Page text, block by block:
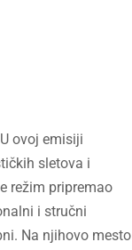
ovoj emisiji
sletova i
režim pripremao
i stručni
Na njihovo mesto